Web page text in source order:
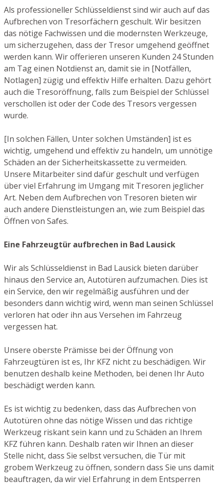
Als professioneller Schlüsseldienst sind wir auch auf das
Aufbrechen von Tresorfächern geschult. Wir besitzen
das nötige Fachwissen und die modernsten Werkzeuge,
um sicherzugehen, dass der Tresor umgehend geöffnet
werden kann. Wir offerieren unseren Kunden 24 Stunden
am Tag einen Notdienst an, damit sie in [Notfällen,
Notlagen] zügig und effektiv Hilfe erhalten. Dazu gehört
auch die Tresoröffnung, falls zum Beispiel der Schlüssel
verschollen ist oder der Code des Tresors vergessen
wurde.
[In solchen Fällen, Unter solchen Umständen] ist es
wichtig, umgehend und effektiv zu handeln, um unnötige
Schäden an der Sicherheitskassette zu vermeiden.
Unsere Mitarbeiter sind dafür geschult und verfügen
über viel Erfahrung im Umgang mit Tresoren jeglicher
Art. Neben dem Aufbrechen von Tresoren bieten wir
auch andere Dienstleistungen an, wie zum Beispiel das
Öffnen von Safes.
Eine Fahrzeugtür aufbrechen in Bad Lausick
Wir als Schlüsseldienst in Bad Lausick bieten darüber
hinaus den Service an, Autotüren aufzumachen. Dies ist
ein Service, den wir regelmäßig ausführen und der
besonders dann wichtig wird, wenn man seinen Schlüssel
verloren hat oder ihn aus Versehen im Fahrzeug
vergessen hat.
Unsere oberste Prämisse bei der Öffnung von
Fahrzeugtüren ist es, Ihr KFZ nicht zu beschädigen. Wir
benutzen deshalb keine Methoden, bei denen Ihr Auto
beschädigt werden kann.
Es ist wichtig zu bedenken, dass das Aufbrechen von
Autotüren ohne das nötige Wissen und das richtige
Werkzeug riskant sein kann und zu Schäden an Ihrem
KFZ führen kann. Deshalb raten wir Ihnen an dieser
Stelle nicht, dass Sie selbst versuchen, die Tür mit
grobem Werkzeug zu öffnen, sondern dass Sie uns damit
beauftragen, da wir viel Erfahrung in dem Entsperren